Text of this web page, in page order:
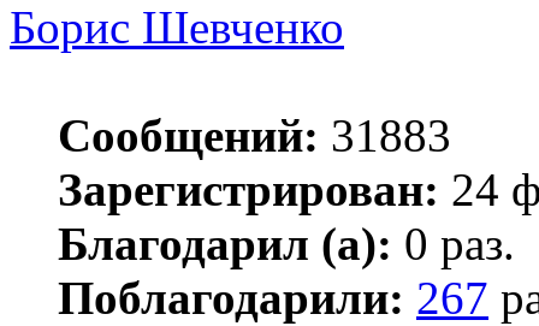
Борис Шевченко
Сообщений: 31883
Зарегистрирован: 24
Благодарил (а): 0 раз.
Поблагодарили: 267